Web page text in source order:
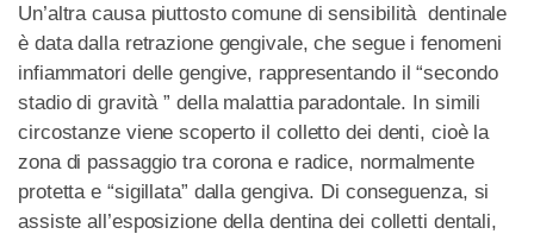
Un’altra causa piuttosto comune di sensibilità dentinale
è data dalla retrazione gengivale, che segue i fenomeni
infiammatori delle gengive, rappresentando il “secondo
stadio di gravità ” della malattia paradontale. In simili
circostanze viene scoperto il colletto dei denti, cioè la
zona di passaggio tra corona e radice, normalmente
protetta e “sigillata” dalla gengiva. Di conseguenza, si
assiste all’esposizione della dentina dei colletti dentali,